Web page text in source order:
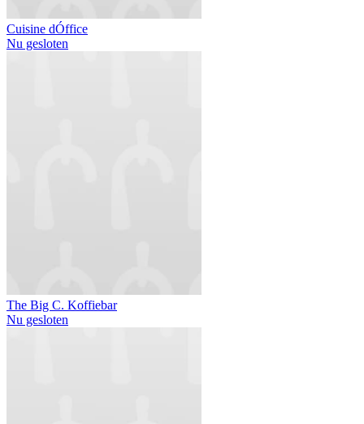
Cuisine dÓffice
Nu gesloten
The Big C. Koffiebar
Nu gesloten